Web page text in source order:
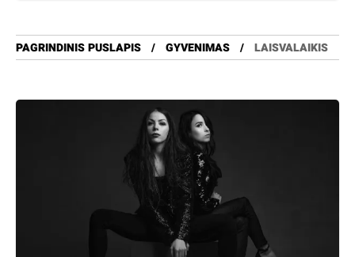
PAGRINDINIS PUSLAPIS GYVENIMAS LAISVALAIKIS